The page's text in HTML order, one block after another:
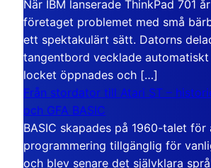
När IBM lanserade ThinkPad 701
företaget problemet med små
ett spektakulärt sätt. Datorns
tangentbord vecklade
locket öppnades och […]
Från stordator till Atari ST –
och GFA BASIC
BASIC skapades på 1960-talet för
programmering tillgänglig för
och blev senare det självklara